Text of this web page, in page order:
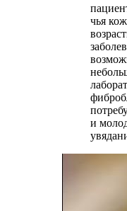
чья
и